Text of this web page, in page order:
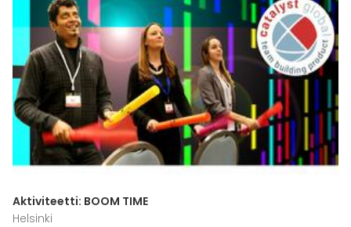
Aktiviteetti: BOOM TIME
Helsinki